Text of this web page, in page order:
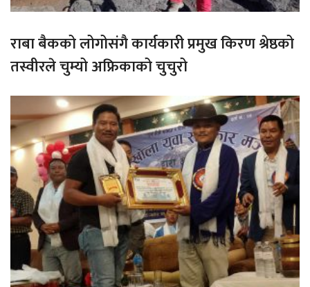
राबा बैकको लोगोसंगै कार्यकारी प्रमुख किरण श्रेष्ठको
तस्वीरले चुम्यो अफ्रिकाको चुचुरो